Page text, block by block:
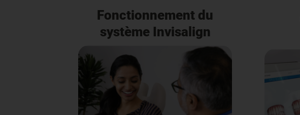
Fonctionnement du
système Invisalign